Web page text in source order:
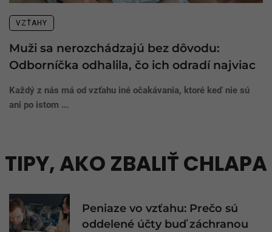
VZŤAHY
Muži sa nerozchádzajú bez dôvodu:
Odborníčka odhalila, čo ich odradí najviac
Každý z nás má od vzťahu iné očakávania, ktoré keď nie sú
ani po istom ...
TIPY, AKO ZBALIŤ CHLAPA
Peniaze vo vzťahu: Prečo sú
oddelené účty buď záchranou